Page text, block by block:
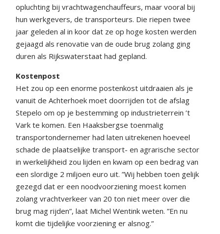
opluchting bij vrachtwagenchauffeurs, maar vooral bij
hun werkgevers, de transporteurs. Die riepen twee
jaar geleden al in koor dat ze op hoge kosten werden
gejaagd als renovatie van de oude brug zolang ging
duren als Rijkswaterstaat had gepland.
Kostenpost
Het zou op een enorme postenkost uitdraaien als je
vanuit de Achterhoek moet doorrijden tot de afslag
Stepelo om op je bestemming op industrieterrein ’t
Vark te komen. Een Haaksbergse toenmalig
transportondernemer had laten uitrekenen hoeveel
schade de plaatselijke transport- en agrarische sector
in werkelijkheid zou lijden en kwam op een bedrag van
een slordige 2 miljoen euro uit. ”Wij hebben toen gelijk
gezegd dat er een noodvoorziening moest komen
zolang vrachtverkeer van 20 ton niet meer over die
brug mag rijden”, laat Michel Wentink weten. ”En nu
komt die tijdelijke voorziening er alsnog.”